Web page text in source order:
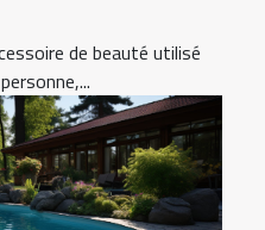
de beauté utilisé